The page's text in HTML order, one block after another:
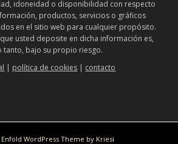
idoneidad o disponibilidad con respecto
productos, servicios o gráficos
en el sitio web para cualquier propósito.
usted deposite en dicha información es,
tanto, bajo su propio riesgo.
| política de cookies | contacto
Enfold WordPress Theme by Kriesi